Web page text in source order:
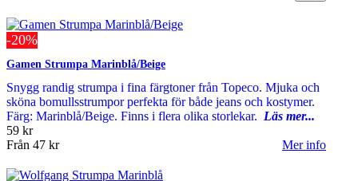
-20%
Gamen Strumpa Marinblå/Beige
Snygg randig strumpa i fina färgtoner från Topeco. Mjuka och
sköna bomullsstrumpor perfekta för både jeans och kostymer.
Färg: Marinblå/Beige. Finns i flera olika storlekar. Läs mer...
59 kr
Från 47 kr Mer info